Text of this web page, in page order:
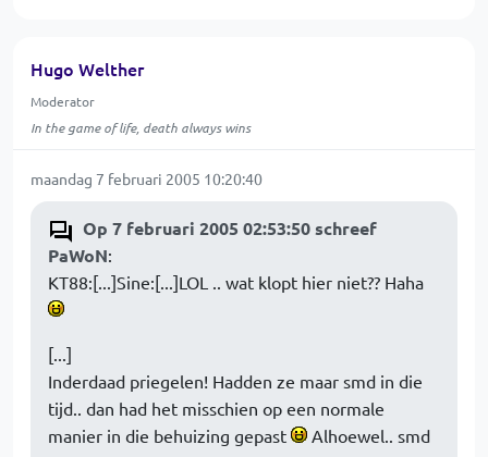
Hugo Welther
Moderator
In the game of life, death always wins
maandag 7 februari 2005 10:20:40
Op 7 februari 2005 02:53:50 schreef
PaWoN:
KT88:[...]Sine:[...]LOL .. wat klopt hier niet?? Haha
[...]
Inderdaad priegelen! Hadden ze maar smd in die
tijd.. dan had het misschien op een normale
manier in die behuizing gepast
Alhoewel.. smd